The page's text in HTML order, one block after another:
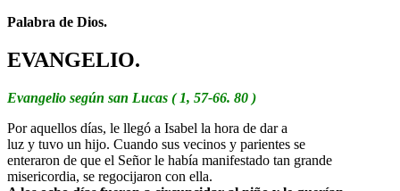
Palabra de Dios.
EVANGELIO.
Evangelio según san Lucas ( 1, 57-66. 80 )
Por aquellos días, le llegó a Isabel la hora de dar a
luz y tuvo un hijo. Cuando sus vecinos y parientes se
enteraron de que el Señor le había manifestado tan grande
misericordia, se regocijaron con ella.